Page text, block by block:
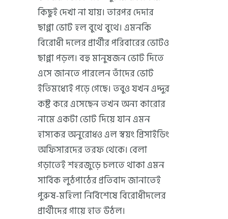
কিছুই দেখা না যায়। তারপর দেদার
ছাপ্পা ভোট হল বুথে বুথে। এমনকি
বিরোধী দলের প্রার্থীর পরিবারের ভোটও
ছাপ্পা পড়ল। বহু মানুষজন ভোট দিতে
এসে জানতে পারলেন তাঁদের ভোট
ইতিমধ্যেই পড়ে গেছে। তবুও যখন এদ্দুর
কষ্ট করে এসেছেন তখন অন্য কারোর
নামে একটা ভোট দিয়ে যান এমন
হাস্যকর অনুরোধও এল স্বয়ং প্রিসাইডিং
অফিসারদের তরফ থেকে। বেলা
গড়াতেই শহরজুড়ে চলতে থাকা এমন
সার্বিক লুঠপাঠের প্রতিবাদ জানাতেই
পুরুষ-মহিলা নির্বিশেষে বিরোধীদলের
প্রার্থীদের গায়ে হাত উঠল।